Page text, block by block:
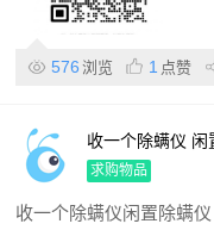
576 浏览 1 点赞
收一个除螨仪 闲
求购物品
收一个除螨仪闲置除螨仪